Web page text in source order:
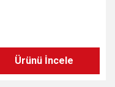
Ürünü İncele